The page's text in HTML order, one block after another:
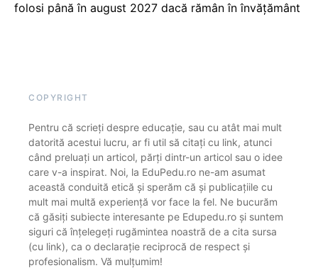
folosi până în august 2027 dacă rămân în învățământ
COPYRIGHT
Pentru că scrieți despre educație, sau cu atât mai mult
datorită acestui lucru, ar fi util să citați cu link, atunci
când preluați un articol, părți dintr-un articol sau o idee
care v-a inspirat. Noi, la EduPedu.ro ne-am asumat
această conduită etică și sperăm că și publicațiile cu
mult mai multă experiență vor face la fel. Ne bucurăm
că găsiți subiecte interesante pe Edupedu.ro și suntem
siguri că înțelegeți rugămintea noastră de a cita sursa
(cu link), ca o declarație reciprocă de respect și
profesionalism. Vă mulțumim!